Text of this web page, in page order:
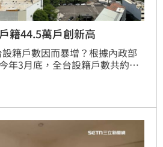
籍44.5萬戶創新高
籍戶數因而暴增？根據內政部
年3月底，全台設籍戶數共約
！但戶數激增的同時，國內
，年減約4.7%。(陳韋帆)